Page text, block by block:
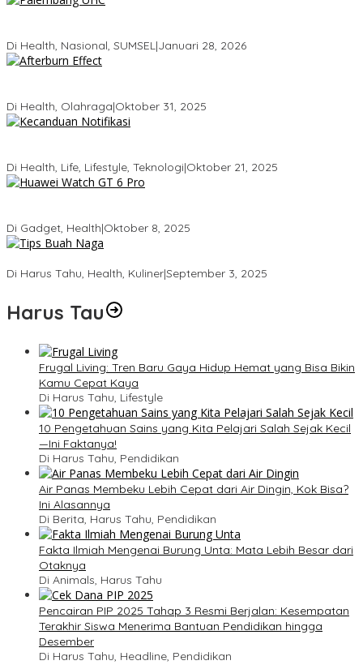
Di Health, Nasional, SUMSEL|Januari 28, 2026
Di Health, Olahraga|Oktober 31, 2025
Di Health, Life, Lifestyle, Teknologi|Oktober 21, 2025
Di Gadget, Health|Oktober 8, 2025
Di Harus Tahu, Health, Kuliner|September 3, 2025
Harus Tau
Frugal Living: Tren Baru Gaya Hidup Hemat yang Bisa Bikin
Kamu Cepat Kaya
Di Harus Tahu, Lifestyle
10 Pengetahuan Sains yang Kita Pelajari Salah Sejak Kecil
—Ini Faktanya!
Di Harus Tahu, Pendidikan
Air Panas Membeku Lebih Cepat dari Air Dingin, Kok Bisa?
Ini Alasannya
Di Berita, Harus Tahu, Pendidikan
Fakta Ilmiah Mengenai Burung Unta: Mata Lebih Besar dari
Otaknya
Di Animals, Harus Tahu
Pencairan PIP 2025 Tahap 3 Resmi Berjalan: Kesempatan
Terakhir Siswa Menerima Bantuan Pendidikan hingga
Desember
Di Harus Tahu, Headline, Pendidikan